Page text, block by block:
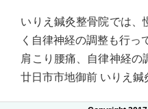
いりえ鍼灸整骨院では、
く自律神経の調整も行っ
肩こり腰痛、自律神経の
廿日市市地御前 いりえ鍼